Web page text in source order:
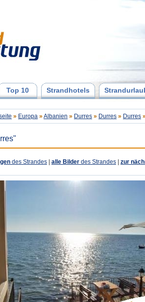
Top 10 Strandhotels
» Europa » Albanien » Durres » Durres » Durres
des Strandes alle Bilder des Strandes zur